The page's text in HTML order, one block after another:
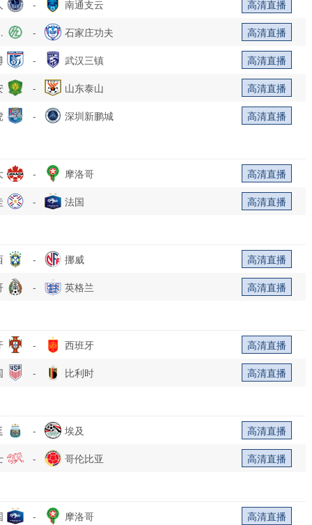
- 南通支云
高清直播
- 石家庄功夫
高清直播
- 武汉三镇
高清直播
- 山东泰山
高清直播
- 深圳新鹏城 高清直播
- 摩洛哥
高清直播
- 法国 高清直播
- 挪威
高清直播
- 英格兰 高清直播
- 西班牙
高清直播
- 比利时 高清直播
- 埃及
高清直播
- 哥伦比亚 高清直播
- 摩洛哥 高清直播